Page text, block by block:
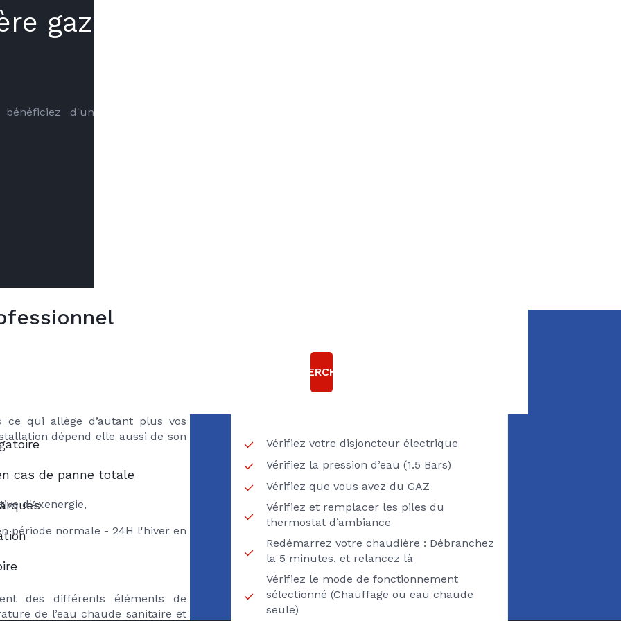
gaz
bénéficiez d'un
qui allège d’autant plus vos
dépend elle aussi de son
d'Axenergie,
période normale - 24H l'hiver en
des différents éléments de
de l’eau chaude sanitaire et
EST EN PANNE ?
Pensez à vérifier
Vérifiez votre disjoncteur électrique
Vérifiez la pression d’eau (1.5 Bars)
Vérifiez que vous avez du GAZ
Vérifiez et remplacer les piles du
thermostat d’ambiance
Redémarrez votre chaudière : Débranchez
la 5 minutes, et relancez là
Vérifiez le mode de fonctionnement
sélectionné (Chauffage ou eau chaude
seule)
RECHERCHER
cas de panne totale